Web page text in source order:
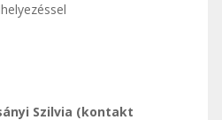
Szilvia (kontakt